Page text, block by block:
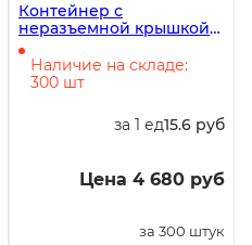
Контейнер с
неразъемной крышкой
500 мл, 137х137х68 мм,
ПЭТ, 300 штук
Наличие на складе:
300 шт
за 1 ед15.6 руб
Цена 4 680 руб
за 300 штук